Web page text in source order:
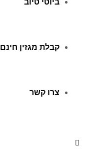
ביוטי טיוב
קבלת מגזין חינם
צרו קשר